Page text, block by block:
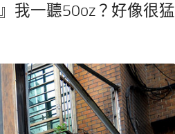
我一聽50oz？好像很猛